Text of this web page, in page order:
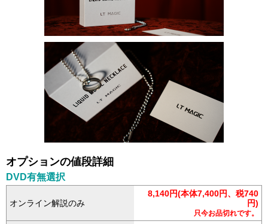
オプションの値段詳細
DVD有無選択
オンライン解説のみ
8,140円(本体7,400円、税740
円)
只今お品切れです。